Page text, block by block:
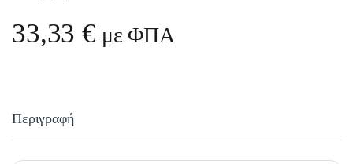
33,33€ με ΦΠΑ
Περιγραφή